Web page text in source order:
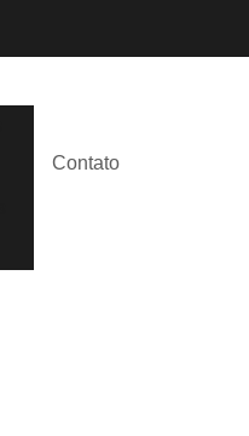
Contato